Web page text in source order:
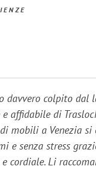
davvero colpito dal
affidabile di
mobili a Venezia si
e senza stress
cordiale. Li